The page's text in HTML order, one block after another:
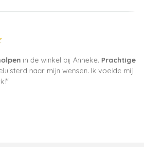
in de winkel bij Anneke. Prachtige
naar mijn wensen. Ik voelde mij